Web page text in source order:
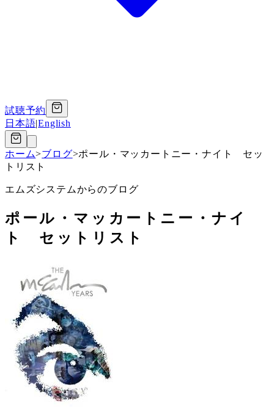
試聴予約
日本語|English
ホーム>ブログ>ポール・マッカートニー・ナイト セッ
トリスト
エムズシステムからのブログ
ポール・マッカートニー・ナイ
ト セットリスト